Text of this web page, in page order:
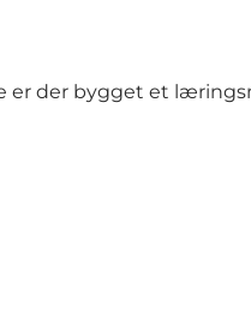
er der bygget et